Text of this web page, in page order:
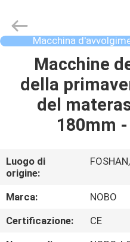
CASA
PRODOTTI
SIAMO
FATORY
TOUR
All
Rights
Macchina
Macchine
della
del
180mm
Luogo di
origine:
Marca:
NOBO
Certificazione:
CE